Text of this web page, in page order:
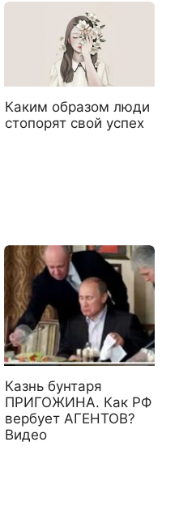
Каким образом люди
стопорят свой успех
Казнь бунтаря
ПРИГОЖИНА. Как РФ
вербует АГЕНТОВ?
Видео